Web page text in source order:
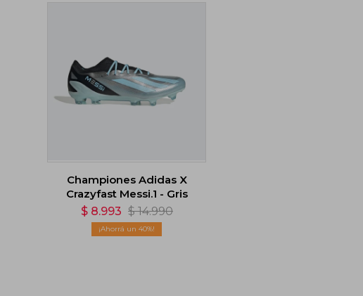
Championes Adidas X
Crazyfast Messi.1 - Gris
$ 8.993 $ 14.990
40